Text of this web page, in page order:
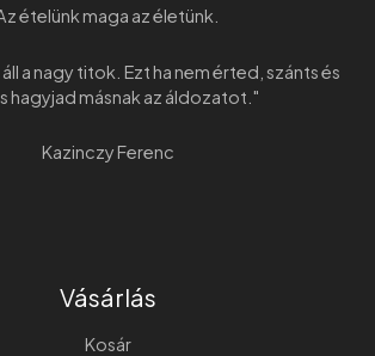
ételünk maga az életünk.
a nagy titok. Ezt ha nem érted, szánts és
hagyjad másnak az áldozatot."
Kazinczy Ferenc
Vásárlás
Kosár